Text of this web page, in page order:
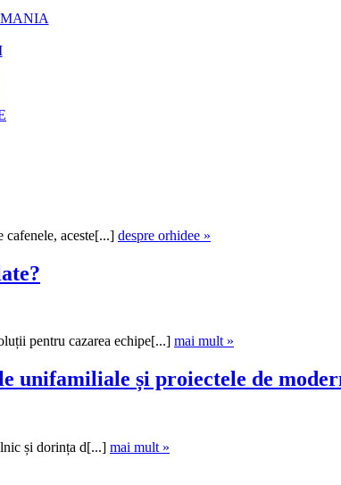
aceste[...] despre orhidee »
pentru cazarea echipe[...] mai mult »
unifamiliale și proiectele de
și dorința d[...] mai mult »